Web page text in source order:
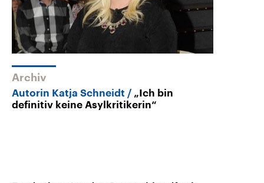
Archiv
Autorin Katja Schneidt
„Ich bin
definitiv keine Asylkritikerin“